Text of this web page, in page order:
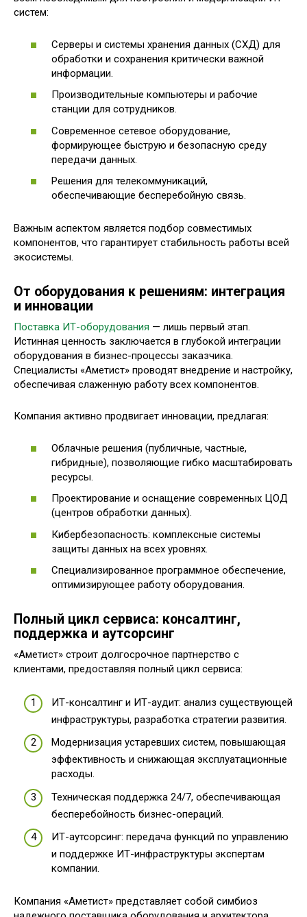
систем:
Серверы и системы хранения данных (СХД) для
обработки и сохранения критически важной
информации.
Производительные компьютеры и рабочие
станции для сотрудников.
Современное сетевое оборудование,
формирующее быструю и безопасную среду
передачи данных.
Решения для телекоммуникаций,
обеспечивающие бесперебойную связь.
Важным аспектом является подбор совместимых
компонентов, что гарантирует стабильность работы всей
экосистемы.
От оборудования к решениям: интеграция
и инновации
Поставка ИТ-оборудования — лишь первый этап.
Истинная ценность заключается в глубокой интеграции
оборудования в бизнес-процессы заказчика.
Специалисты «Аметист» проводят внедрение и настройку,
обеспечивая слаженную работу всех компонентов.
Компания активно продвигает инновации, предлагая:
Облачные решения (публичные, частные,
гибридные), позволяющие гибко масштабировать
ресурсы.
Проектирование и оснащение современных ЦОД
(центров обработки данных).
Кибербезопасность: комплексные системы
защиты данных на всех уровнях.
Специализированное программное обеспечение,
оптимизирующее работу оборудования.
Полный цикл сервиса: консалтинг,
поддержка и аутсорсинг
«Аметист» строит долгосрочное партнерство с
клиентами, предоставляя полный цикл сервиса:
ИТ-консалтинг и ИТ-аудит: анализ существующей
инфраструктуры, разработка стратегии развития.
Модернизация устаревших систем, повышающая
эффективность и снижающая эксплуатационные
расходы.
Техническая поддержка 24/7, обеспечивающая
бесперебойность бизнес-операций.
ИТ-аутсорсинг: передача функций по управлению
и поддержке ИТ-инфраструктуры экспертам
компании.
Компания «Аметист» представляет собой симбиоз